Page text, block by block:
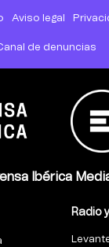
Aviso legal
de denuncias
Ibérica
Radio